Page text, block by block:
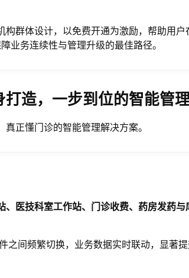
群体设计，以免费开通为激励，帮助用
业务连续性与管理升级的最佳路径。
造，一步到位的智能管
正懂门诊的智能管理解决方案。
医技科室工作站、门诊收费、药房发药
之间频繁切换，业务数据实时联动，显著